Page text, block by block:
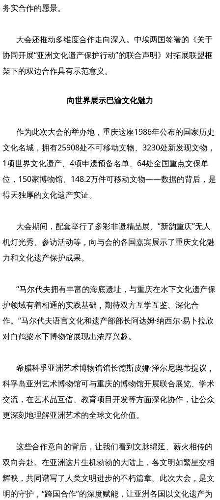
务实合作的愿景。
大会还推动多维度合作走向深入。中埃两国签署的《关于
协同开展“亚洲文化遗产保护行动”的联合声明》对拓展联盟框
架下的双边合作具有示范意义。
向世界展示巴渝文化魅力
作为此次大会的举办地，重庆这座1986年公布的国家历史
文化名城，拥有25908处不可移动文物、3230处新发现文物，
1项世界文化遗产、4项申遗预备名单、64处全国重点文保单
位，150家博物馆、148.2万件可移动文物——数据的背后，是
得天独厚的文化遗产实证。
大会期间，配套举行了多彩非遗精品展、“新韵重庆”无人
机灯光秀、参访活动等，向与会的各国嘉宾展示了重庆文化魅
力和文化遗产保护成果。
“马尔代夫拥有丰富的海底遗址，与重庆在水下文化遗产保
护领域有着相通的实践基础，期待双方互学互鉴、深化合
作。”马尔代夫语言文化和遗产部部长阿达姆·纳西尔·易卜拉欣
对白鹤梁水下博物馆展现出浓厚兴趣。
希腊科孚亚洲艺术博物馆馆长德斯皮娜·泽尔尼奥蒂提议，
科孚岛亚洲艺术博物馆可与重庆的博物馆开展联合展览、学术
交流，在艺术品互借、教育项目开发等方面深化协作，让公众
更深刻地理解亚洲艺术的全球文化价值。
这些合作意向的背后，让我们看到文脉绵延、薪火相传的
双向奔赴。在亚洲这片生机勃勃的大陆上，各文明如繁星交相
辉映，共同谱写了人类文明进步的不朽篇章。此次大会，是文
明的守护，“跨国合作”的深度赋能，让亚洲各国以文化遗产为